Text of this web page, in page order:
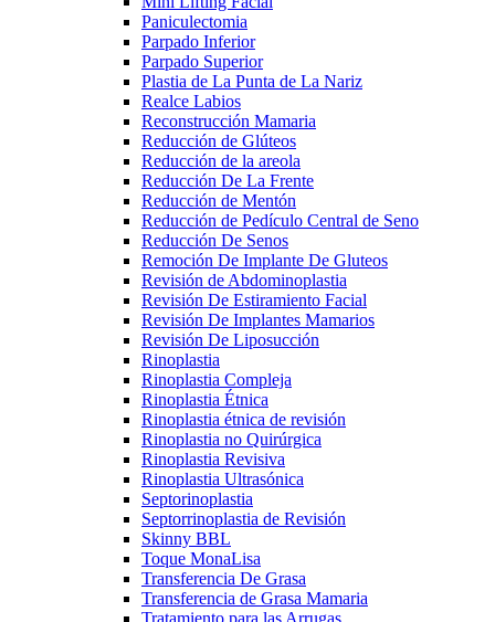
Paniculectomia
Parpado Inferior
Parpado Superior
Plastia de La Punta de La Nariz
Realce Labios
Reconstrucción Mamaria
Reducción de Glúteos
Reducción de la areola
Reducción De La Frente
Reducción de Mentón
Reducción de Pedículo Central de Seno
Reducción De Senos
Remoción De Implante De Gluteos
Revisión de Abdominoplastia
Revisión De Estiramiento Facial
Revisión De Implantes Mamarios
Revisión De Liposucción
Rinoplastia
Rinoplastia Compleja
Rinoplastia Étnica
Rinoplastia étnica de revisión
Rinoplastia no Quirúrgica
Rinoplastia Revisiva
Rinoplastia Ultrasónica
Septorinoplastia
Septorrinoplastia de Revisión
Skinny BBL
Toque MonaLisa
Transferencia De Grasa
Transferencia de Grasa Mamaria
Tratamiento para las Arrugas